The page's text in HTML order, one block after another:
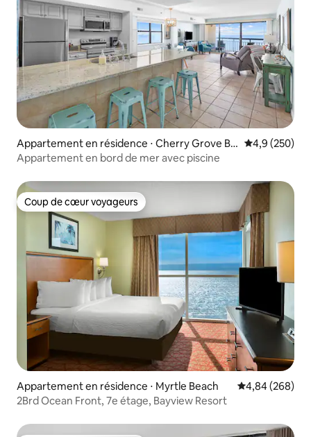
Appartement en résidence ⋅ Cherry Grove Be
ach
Évaluation
4,9 (250)
Appartement en bord de mer avec piscine
Coup de cœur voyageurs
Coup de cœur voyageurs
Appartement en résidence ⋅ Myrtle Beach Évaluation
4,84 (268)
2Brd Ocean Front, 7e étage, Bayview Resort